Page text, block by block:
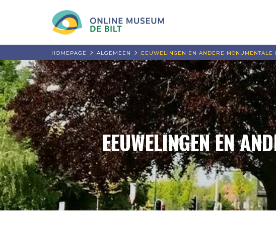
HOMEPAGE ALGEMEEN EEUWELINGEN EN ANDERE MONUMENTALE
EEUWELINGEN EN